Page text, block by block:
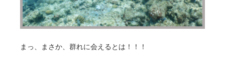
まっ、まさか、群れに会えるとは！！！